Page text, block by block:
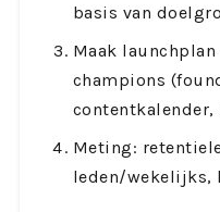
basis van
Maak
champions
Meting:
leden/wekelijks,